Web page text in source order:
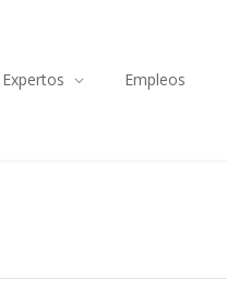
Expertos Empleos